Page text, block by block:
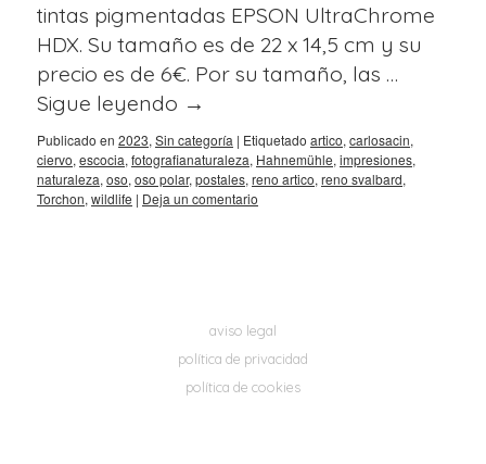
tintas pigmentadas EPSON UltraChrome
HDX. Su tamaño es de 22 x 14,5 cm y su
precio es de 6€. Por su tamaño, las …
Sigue leyendo →
Publicado en 2023, Sin categoría | Etiquetado artico, carlosacin,
ciervo, escocia, fotografianaturaleza, Hahnemühle, impresiones,
naturaleza, oso, oso polar, postales, reno artico, reno svalbard,
Torchon, wildlife | Deja un comentario
aviso legal
política de privacidad
política de cookies